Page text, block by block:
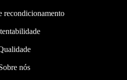
recondicionamento
nós